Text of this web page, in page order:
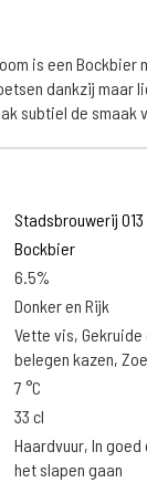
is een
dankzij maar
subtiel de smaak
Stadsbrouwerij 013
Bockbier
6.5%
Donker en Rijk
Vette vis,
belegen kazen,
7 °C
33 cl
Haardvuur, In
het slapen gaan